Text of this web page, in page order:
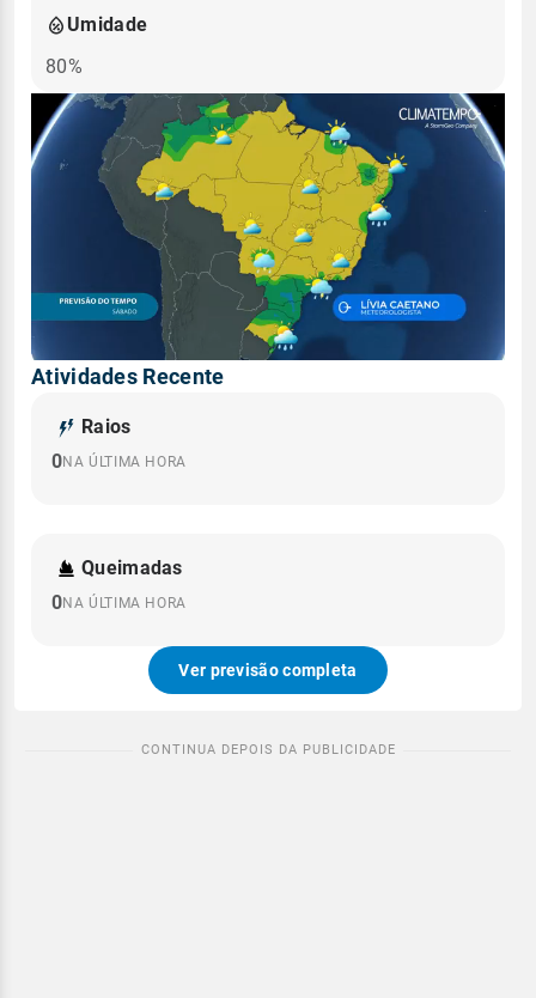
Umidade
80%
Atividades Recente
Raios
0NA ÚLTIMA HORA
Queimadas
0NA ÚLTIMA HORA
Ver previsão completa